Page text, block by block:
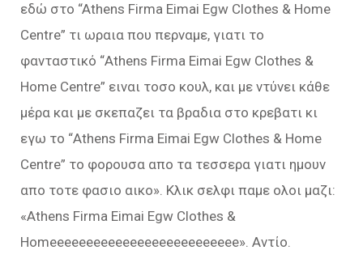
εδώ στo “Athens Firma Eimai Egw Clothes & Home
Centre” τι ωραια που περναμε, γιατι το
φανταστικό “Athens Firma Eimai Egw Clothes &
Home Centre” ειναι τοσο κουλ, και με ντύνει κάθε
μέρα και με σκεπαζει τα βραδια στο κρεβατι κι
εγω το “Athens Firma Eimai Egw Clothes & Home
Centre” το φορουσα απο τα τεσσερα γιατι ημουν
απο τοτε φασιο αικο». Κλικ σελφι παμε ολοι μαζι:
«Athens Firma Eimai Egw Clothes &
Homeeeeeeeeeeeeeeeeeeeeeeeeee». Αντίο.